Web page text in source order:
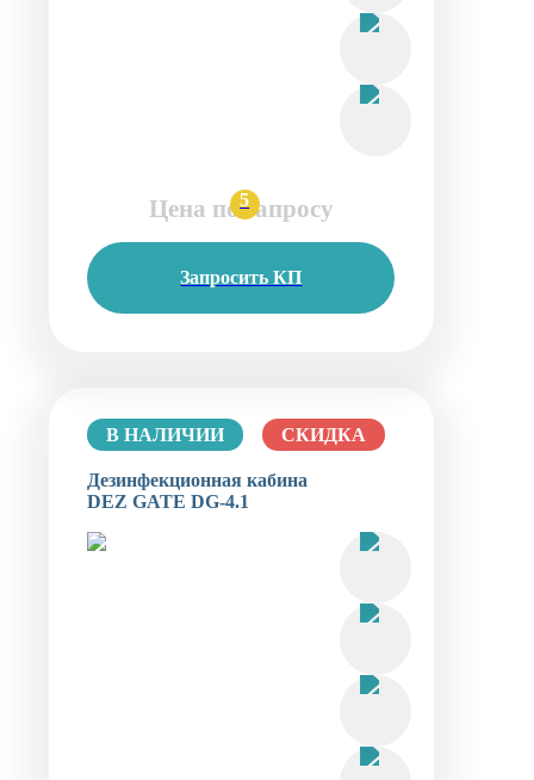
Цена по запросу
Запросить КП
В НАЛИЧИИ СКИДКА
Дезинфекционная кабина
DEZ GATE DG-4.1
5